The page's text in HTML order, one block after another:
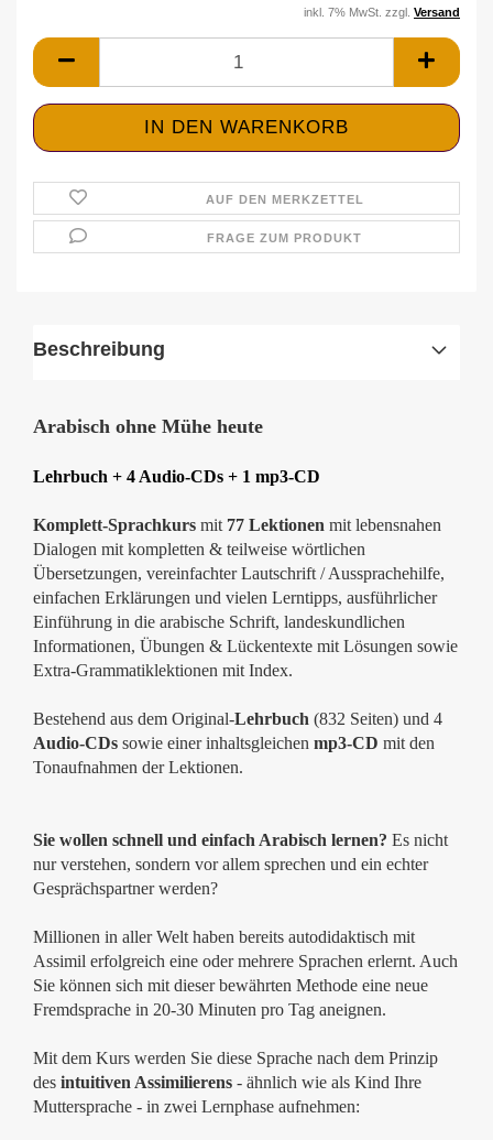
inkl. 7% MwSt. zzgl. Versand
AUF DEN MERKZETTEL
FRAGE ZUM PRODUKT
Beschreibung
Arabisch ohne Mühe heute
Lehrbuch + 4 Audio-CDs + 1 mp3-CD
Komplett-Sprachkurs mit 77 Lektionen mit lebensnahen
Dialogen mit kompletten & teilweise wörtlichen
Übersetzungen, vereinfachter Lautschrift / Aussprachehilfe,
einfachen Erklärungen und vielen Lerntipps, ausführlicher
Einführung in die arabische Schrift, landeskundlichen
Informationen, Übungen & Lückentexte mit Lösungen sowie
Extra-Grammatiklektionen mit Index.
Bestehend aus dem Original-Lehrbuch (832 Seiten) und 4
Audio-CDs sowie einer inhaltsgleichen mp3-CD mit den
Tonaufnahmen der Lektionen.
Sie wollen schnell und einfach Arabisch lernen? Es nicht
nur verstehen, sondern vor allem sprechen und ein echter
Gesprächspartner werden?
Millionen in aller Welt haben bereits autodidaktisch mit
Assimil erfolgreich eine oder mehrere Sprachen erlernt. Auch
Sie können sich mit dieser bewährten Methode eine neue
Fremdsprache in 20-30 Minuten pro Tag aneignen.
Mit dem Kurs werden Sie diese Sprache nach dem Prinzip
des intuitiven Assimilierens - ähnlich wie als Kind Ihre
Muttersprache - in zwei Lernphase aufnehmen: